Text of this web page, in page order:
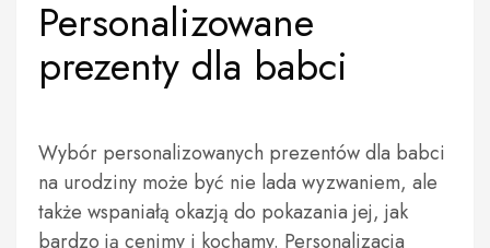
Personalizowane
prezenty dla babci
Wybór personalizowanych prezentów dla babci
na urodziny może być nie lada wyzwaniem, ale
także wspaniałą okazją do pokazania jej, jak
bardzo ją cenimy i kochamy. Personalizacja